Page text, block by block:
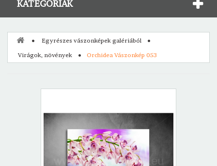
KATEGÓRIÁK
Egyrészes vászonképek galériából
Virágok, növények
Orchidea Vászonkép 053